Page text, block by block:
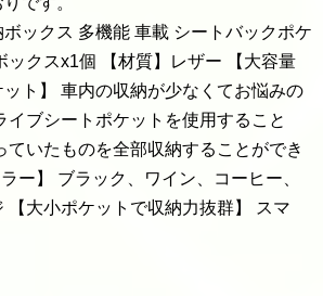
ボックス 多機能 車載 シートバックポケ
ックスx1個 【材質】レザー 【大容量
ット】 車内の収納が少なくてお悩みの
イブシートポケットを使用すること
ていたものを全部収納することができ
ー】 ブラック、ワイン、コーヒー、
【大小ポケットで収納力抜群】 スマ